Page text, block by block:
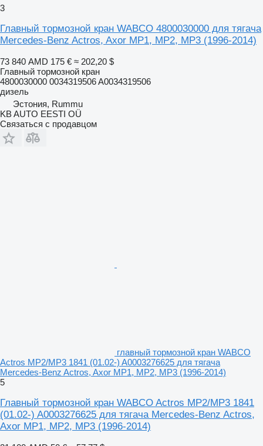
3
Главный тормозной кран WABCO 4800030000 для тягача
Mercedes-Benz Actros, Axor MP1, MP2, MP3 (1996-2014)
73 840 AMD 175 € ≈ 202,20 $
Главный тормозной кран
4800030000 0034319506 A0034319506
дизель
Эстония, Rummu
KB AUTO EESTI OÜ
Связаться с продавцом
главный тормозной кран WABCO
Actros MP2/MP3 1841 (01.02-) A0003276625 для тягача
Mercedes-Benz Actros, Axor MP1, MP2, MP3 (1996-2014)
5
Главный тормозной кран WABCO Actros MP2/MP3 1841
(01.02-) A0003276625 для тягача Mercedes-Benz Actros,
Axor MP1, MP2, MP3 (1996-2014)